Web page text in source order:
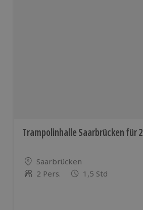
Trampolinhalle Saarbrücken für 2
Standort
Saarbrücken
Anzahl der Teilnehmer
2 Pers. 1,5 Std